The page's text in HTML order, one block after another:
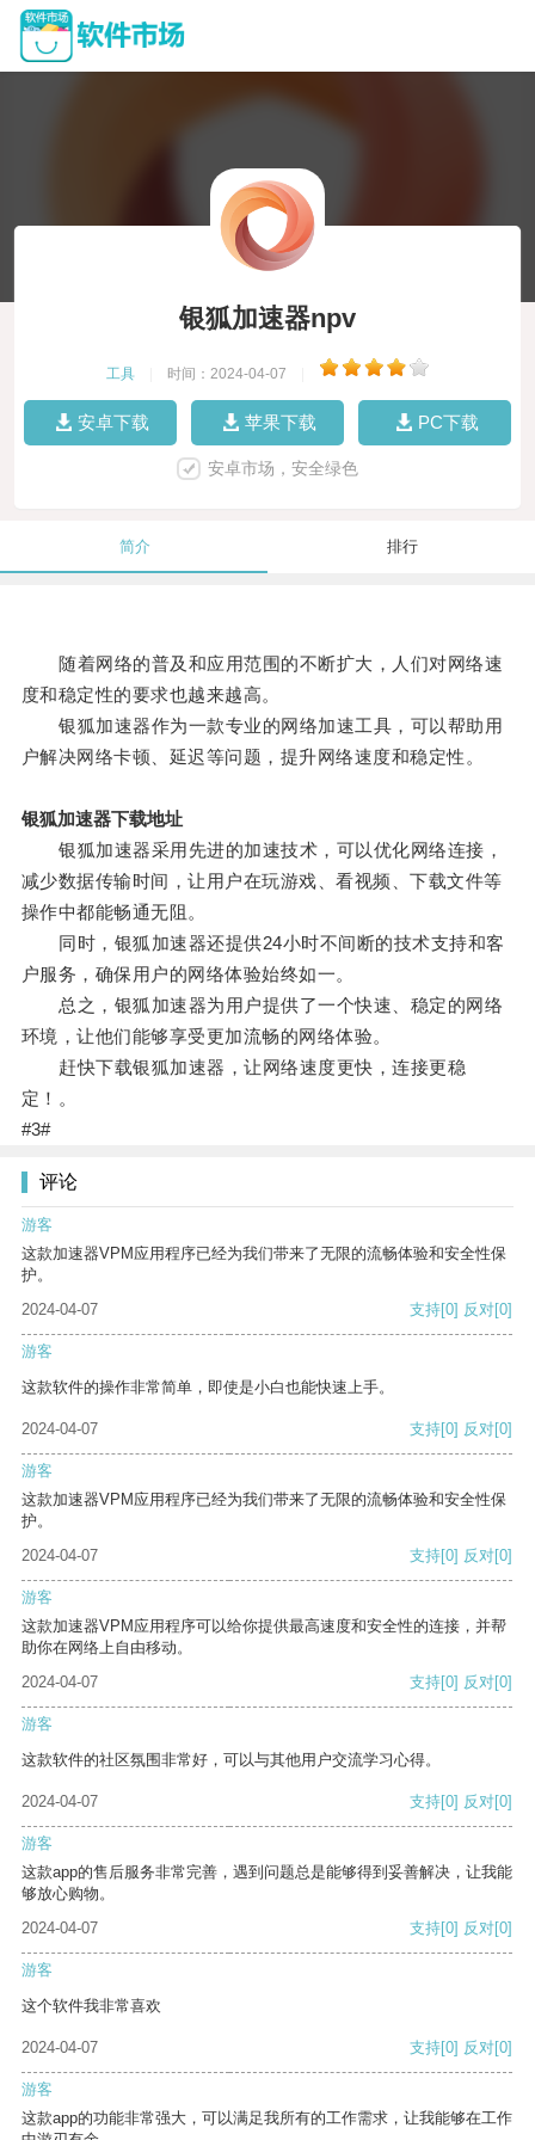
银狐加速器npv
工具 时间：2024-04-07
安卓下载 苹果下载 PC下载
安卓市场，安全绿色
简介 排行
随着网络的普及和应用范围的不断扩大，人们对网络速
度和稳定性的要求也越来越高。
银狐加速器作为一款专业的网络加速工具，可以帮助用
户解决网络卡顿、延迟等问题，提升网络速度和稳定性。
银狐加速器下载地址
银狐加速器采用先进的加速技术，可以优化网络连接，
减少数据传输时间，让用户在玩游戏、看视频、下载文件等
操作中都能畅通无阻。
同时，银狐加速器还提供24小时不间断的技术支持和客
户服务，确保用户的网络体验始终如一。
总之，银狐加速器为用户提供了一个快速、稳定的网络
环境，让他们能够享受更加流畅的网络体验。
赶快下载银狐加速器，让网络速度更快，连接更稳
定！。
#3#
评论
游客
这款加速器VPM应用程序已经为我们带来了无限的流畅体验和安全性保
护。
2024-04-07
支持[0] 反对[0]
游客
这款软件的操作非常简单，即使是小白也能快速上手。
2024-04-07 支持[0] 反对[0]
游客
这款加速器VPM应用程序已经为我们带来了无限的流畅体验和安全性保
护。
2024-04-07
支持[0] 反对[0]
游客
这款加速器VPM应用程序可以给你提供最高速度和安全性的连接，并帮
助你在网络上自由移动。
2024-04-07
支持[0] 反对[0]
游客
这款软件的社区氛围非常好，可以与其他用户交流学习心得。
2024-04-07 支持[0] 反对[0]
游客
这款app的售后服务非常完善，遇到问题总是能够得到妥善解决，让我能
够放心购物。
2024-04-07
支持[0] 反对[0]
游客
这个软件我非常喜欢
2024-04-07 支持[0] 反对[0]
游客
这款app的功能非常强大，可以满足我所有的工作需求，让我能够在工作